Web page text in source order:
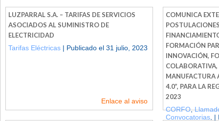
LUZPARRAL S.A. – TARIFAS DE SERVICIOS
ASOCIADOS AL SUMINISTRO DE
ELECTRICIDAD
Tarifas Eléctricas | Publicado el 31 julio, 2023
Enlace al aviso
COMUNICA
FORMACIÓN
INNOVACIÓN,
MANUFACTURA
4.0”, PARA LA
2023
CORFO,
Convocatorias ,